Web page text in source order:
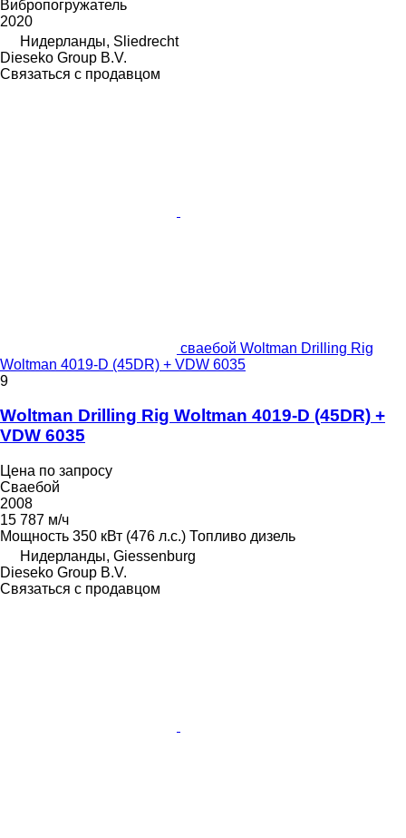
Вибропогружатель
2020
Нидерланды, Sliedrecht
Dieseko Group B.V.
Связаться с продавцом
сваебой Woltman Drilling Rig
Woltman 4019-D (45DR) + VDW 6035
9
Woltman Drilling Rig Woltman 4019-D (45DR) +
VDW 6035
Цена по запросу
Сваебой
2008
15 787 м/ч
Мощность 350 кВт (476 л.с.) Топливо дизель
Нидерланды, Giessenburg
Dieseko Group B.V.
Связаться с продавцом